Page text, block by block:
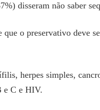
disseram não saber
o preservativo deve
herpes simples,
e C e HIV.